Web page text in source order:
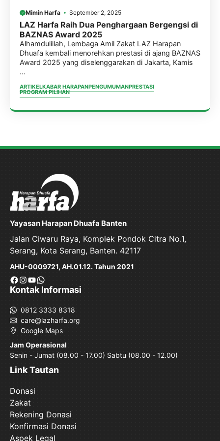
Mimin Harfa September 2, 2025
LAZ Harfa Raih Dua Penghargaan Bergengsi di
BAZNAS Award 2025
Alhamdulillah, Lembaga Amil Zakat LAZ Harapan
Dhuafa kembali menorehkan prestasi di ajang BAZNAS
Award 2025 yang diselenggarakan di Jakarta, Kamis
...
ARTIKELKABAR HARAPANPENGUMUMANPRESTASI
PROGRAM PILIHAN
Yayasan Harapan Dhuafa Banten
Jalan Ciwaru Raya, Komplek Pondok Citra No.1,
Serang, Kota Serang, Banten. 42117
AHU-0009721, AH.01.12. Tahun 2021
Facebook
Instagram
YouTube
WhatsApp
Kontak Informasi
0812 3333 8318
care@lazharfa.org
Google Maps
Jam Operasional
Senin - Jumat (08.00 - 17.00) Sabtu (08.00 - 12.00)
Link Tautan
Donasi
Zakat
Rekening Donasi
Konfirmasi Donasi
Aspek Legal